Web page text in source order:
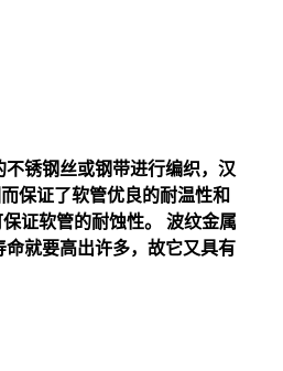
锈钢丝或钢带进行编织，汉
保证了软管优良的耐温性和
证软管的耐蚀性。 波纹金属
就要高出许多，故它又具有